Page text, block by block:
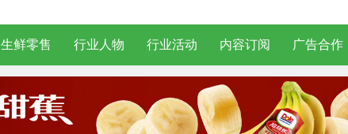
生鲜零售 行业人物 行业活动 内容订阅 广告合作